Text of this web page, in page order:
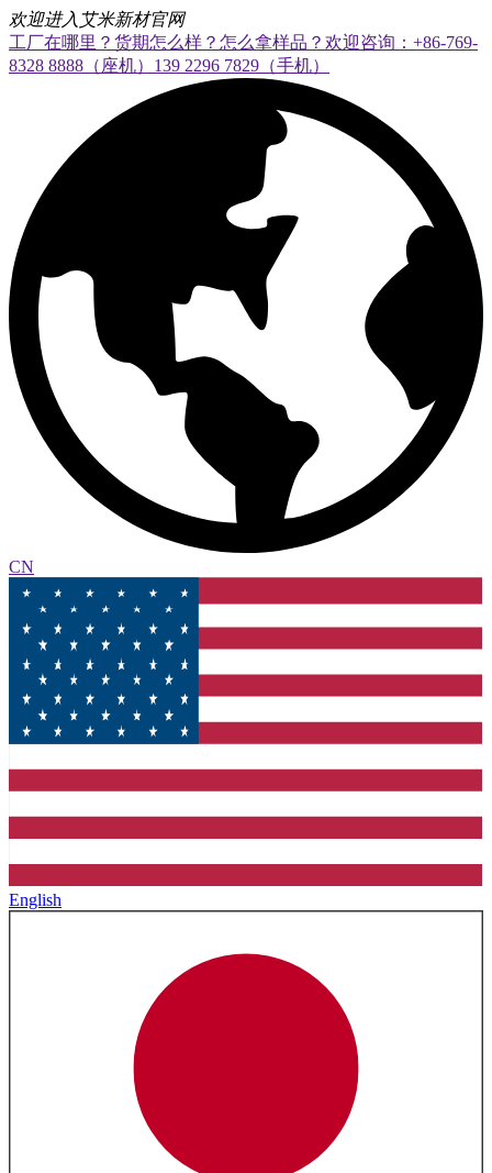
欢迎进入艾米新材官网
工厂在哪里？货期怎么样？怎么拿样品？欢迎咨询：+86-769-
8328 8888（座机）139 2296 7829（手机）
CN
English